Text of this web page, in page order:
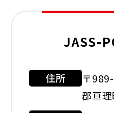
オイル
バッ
利用可能カード
JASS-
住所
〒
郡亘